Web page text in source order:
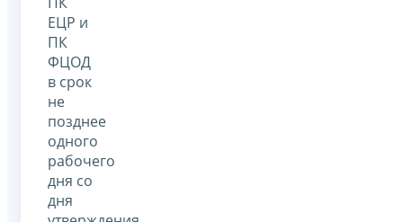
ЕЦР и
ПК
ФЦОД
в срок
не
позднее
одного
рабочего
дня со
дня